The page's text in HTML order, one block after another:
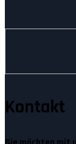
Kontakt